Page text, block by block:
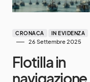
CRONACA IN EVIDENZA
26 Settembre 2025
Flotilla in
navigazione